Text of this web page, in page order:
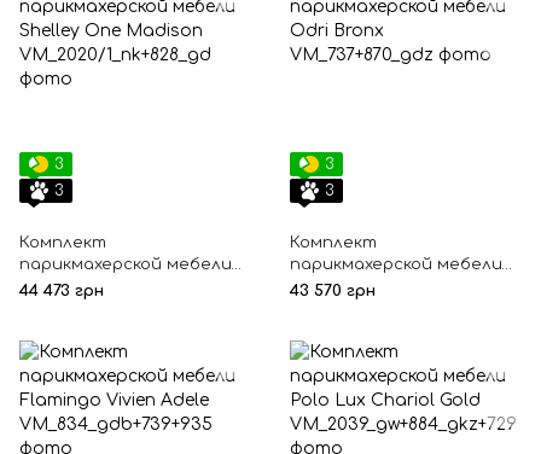
3
3
Комплект
парикмахерской мебели
Shelley One Madison
44 473 грн
3
3
Комплект
парикмахерской мебели
Odri Bronx
43 570 грн